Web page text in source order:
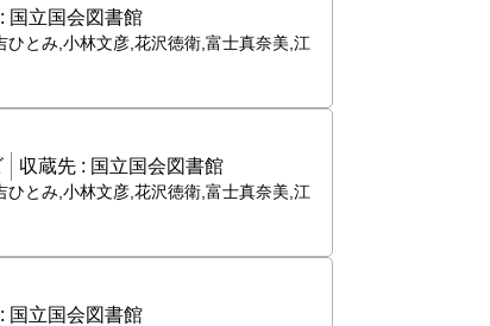
国立国会図書館
とみ,小林文彦,花沢徳衛,富士真奈美,江
収蔵先 : 国立国会図書館
とみ,小林文彦,花沢徳衛,富士真奈美,江
国立国会図書館